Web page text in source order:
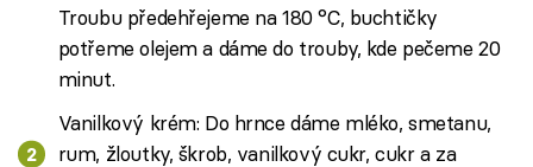
Troubu předehřejeme na 180 °C, buchtičky
potřeme olejem a dáme do trouby, kde pečeme 20
minut.
Vanilkový krém: Do hrnce dáme mléko, smetanu,
rum, žloutky, škrob, vanilkový cukr, cukr a za